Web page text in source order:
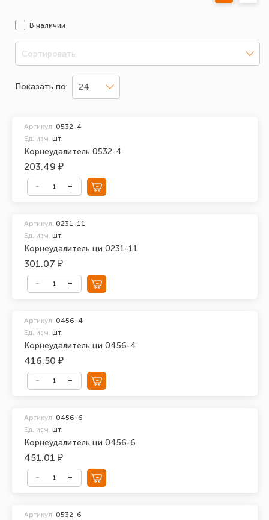
В наличии
Сортировать
Показать по: 24
Корнеудалитель 0532-4
Артикул: 0532-4
Ед. изм. шт.
203.49 ₽
Корнеудалитель ци 0231-11
Артикул: 0231-11
Ед. изм. шт.
301.07 ₽
Корнеудалитель ци 0456-4
Артикул: 0456-4
Ед. изм. шт.
416.50 ₽
Корнеудалитель ци 0456-6
Артикул: 0456-6
Ед. изм. шт.
451.01 ₽
Артикул: 0532-6